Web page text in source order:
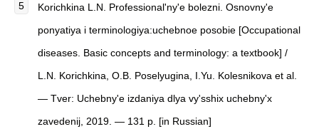
Korichkina L.N. Professional'ny'e bolezni. Osnovny'e
ponyatiya i terminologiya:uchebnoe posobie [Occupational
diseases. Basic concepts and terminology: a textbook] /
L.N. Korichkina, O.B. Poselyugina, I.Yu. Kolesnikova et al.
— Tver: Uchebny'e izdaniya dlya vy'sshix uchebny'x
zavedenij, 2019. — 131 p. [in Russian]